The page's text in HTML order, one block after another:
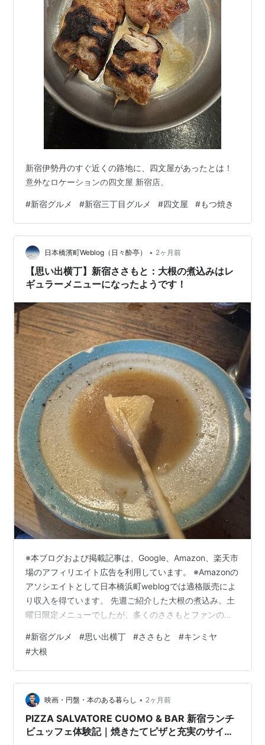
新宿伊勢丹のすぐ近くの路地に、四文屋があったとは！
意外なロケーションの四文屋 新宿店。
#新宿グルメ #新宿三丁目グルメ #四文屋 #もつ焼き
日本橋濱町Weblog（日々酔亭） • 2ヶ月前
【思い出横丁】新宿ささもと：大根の煮込みはレ
ギュラーメニューになったようです！
※本ブログおよび掲載記事は、Google、Amazon、楽天市
場のアフィリエイト広告を利用しています。 ※Amazonの
アソシエイトとして日本橋浜町weblogでは適格販売によ
り収入を得ています。 先週ご紹介した大根の煮込み。土
曜日限定メニューでしたが、多くのささもとファンの後
mnoguti.hatenablog.com 今週も口開けの時間に伺えま
した。先週は少し出足が遅れ、だいぶ待ちましたが、今
週はいつもの火曜日でした。まだ誰もいない店内・・・
何も焼かれていない焼き台には炭が赤く燃え上がってま
す。 開店直後、まだ何も焼かれていない 煮込みは…
#新宿グルメ #思い出横丁 #ささもと #キンミヤ
#大根
映画・円盤・本のある暮らし • 2ヶ月前
PIZZA SALVATORE CUOMO & BAR 新宿ランチ
ビュッフェ体験記｜焼きたてピザと充実のサイド